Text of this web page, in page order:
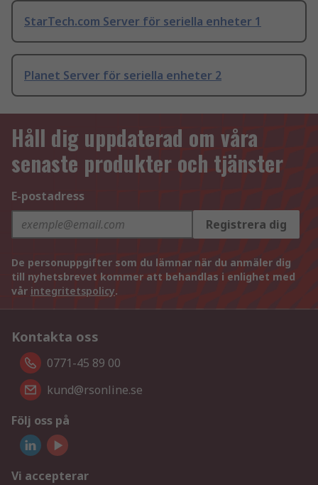
StarTech.com Server för seriella enheter 1
Planet Server för seriella enheter 2
Håll dig uppdaterad om våra
senaste produkter och tjänster
E-postadress
Registrera dig
De personuppgifter som du lämnar när du anmäler dig
till nyhetsbrevet kommer att behandlas i enlighet med
vår integritetspolicy.
Kontakta oss
0771-45 89 00
kund@rsonline.se
Följ oss på
Vi accepterar